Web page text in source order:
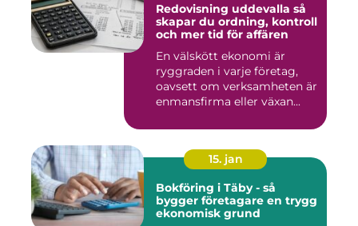
Redovisning uddevalla så
skapar du ordning, kontroll
och mer tid för affären
En välskött ekonomi är
ryggraden i varje företag,
oavsett om verksamheten är
enmansfirma eller växan...
15. jan
Bokföring i Täby - så
bygger företagare en trygg
ekonomisk grund